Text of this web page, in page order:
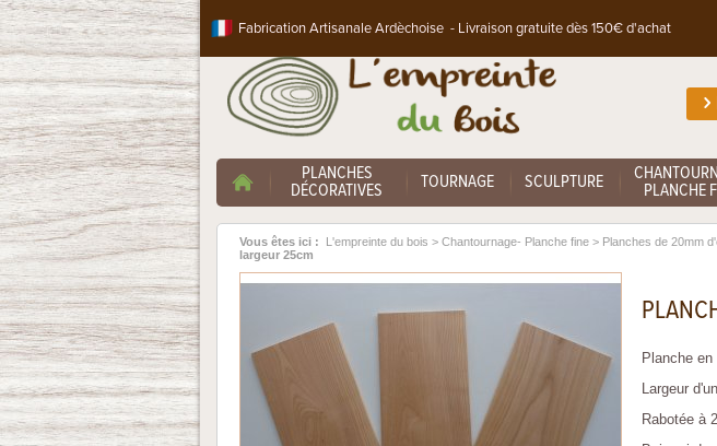
Fabrication Artisanale Ardèchoise - Livraison gratuite dès 150€ d'achat
PLANCHES
DÉCORATIVES TOURNAGE SCULPTURE PLANCHE
Vous êtes ici : L'empreinte du bois > Chantournage- Planche fine> Planches de 20mm
largeur 25cm
Planche
Largeur
Rabotée à